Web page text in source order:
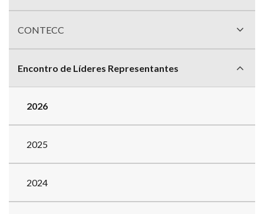
CONTECC
Encontro de Líderes Representantes
2026
2025
2024